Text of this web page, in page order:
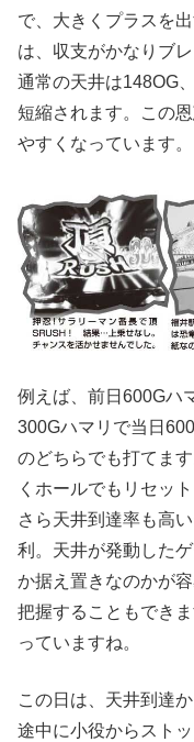
で、大きくプラスを
は、収支がかなりブ
通常の天井は148OG
短縮されます。この
やすくなっています。
例えば、前日600Gハ
300Gハマリで当日
のどちらでも打てま
くホールでもリセッ
さら天井到達率も高
利。天井が発動した
か据え置きなのかが
把握することもでき
っていますね。
この日は、天井到達
途中に小役からスト